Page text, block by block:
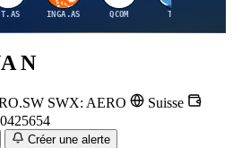
INGA.AS QCOM TTE
N
SWX: AERO
Suisse
Créer une alerte